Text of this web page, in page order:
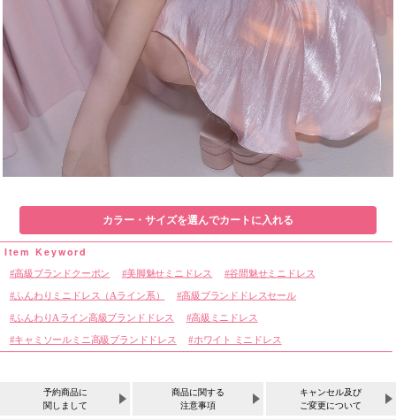
カラー・サイズを選んでカートに入れる
高級ブランドクーポン 美脚魅せミニドレス 谷間魅せミニドレス
ふんわりミニドレス（Aライン系） 高級ブランドドレスセール
ふんわりAライン高級ブランドドレス
高級ミニドレス
キャミソールミニ高級ブランドドレス
ホワイト ミニドレス
予約商品に
関しまして
商品に関する
注意事項
キャンセル及び
ご変更について